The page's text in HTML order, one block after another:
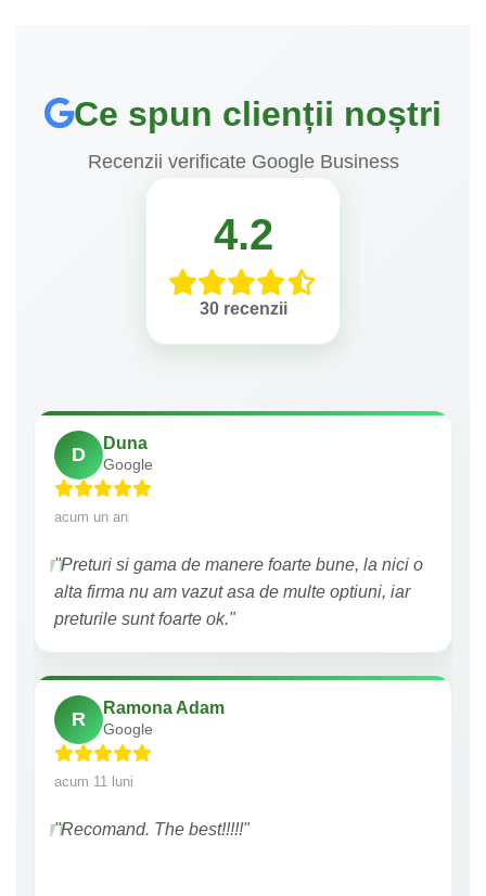
Ce spun clienții noștri
Recenzii verificate Google Business
4.2
30 recenzii
D
Duna
Google
acum un an
"Preturi si gama de manere foarte bune, la nici o
alta firma nu am vazut asa de multe optiuni, iar
preturile sunt foarte ok."
R
Ramona Adam
Google
acum 11 luni
"Recomand. The best!!!!!"